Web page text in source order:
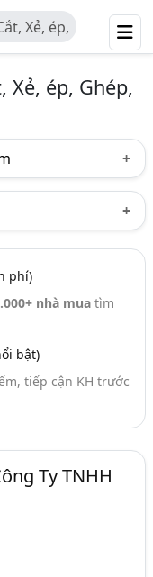
Xẻ, ép,
Xẻ, ép, Ghép,
Yên
phí)
nhà muatìm
bật)
tiếp cận KH trước
Ty TNHH